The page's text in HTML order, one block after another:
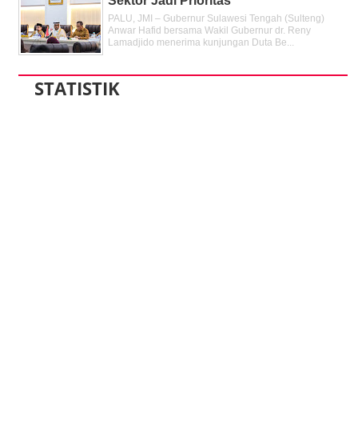
PALU, JMI – Gubernur Sulawesi Tengah (Sulteng)
Anwar Hafid bersama Wakil Gubernur dr. Reny
Lamadjido menerima kunjungan Duta Be...
STATISTIK